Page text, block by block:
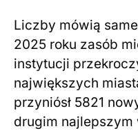
Liczby mówią
2025 roku zasób
instytucji
największych
przyniósł 5821
drugim